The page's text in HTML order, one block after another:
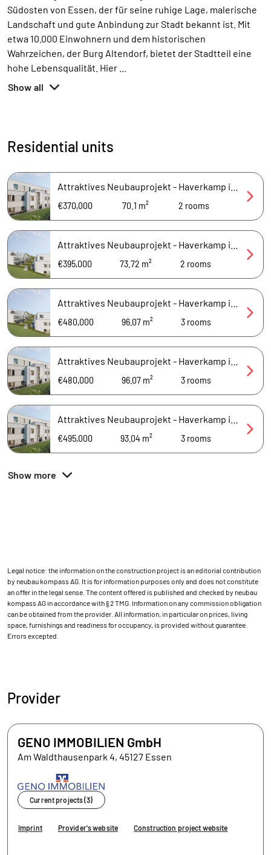
Südosten von Essen, der für seine ruhige Lage, malerische
Landschaft und gute Anbindung zur Stadt bekannt ist. Mit
etwa 10.000 Einwohnern und dem historischen
Wahrzeichen, der Burg Altendorf, bietet der Stadtteil eine
hohe Lebensqualität. Hier
Show all
Residential units
€370,000
70.1 m² 2 rooms
€395,000
73.72 m² 2 rooms
€480,000
96.07 m² 3 rooms
€480,000
96.07 m² 3 rooms
€495,000
93.04 m² 3 rooms
Show more
Legal notice: the information on the construction project is an editorial contribution
by neubau kompass AG. It is for information purposes only and does not constitute
an offer in the legal sense. The content offered is published and checked by neubau
kompass AG in accordance with § 2 TMG. Information on any commission obligation
can be obtained from the provider. All information, in particular on prices, living
space, furnishings and readiness for occupancy, is provided without guarantee.
Errors excepted.
Provider
GENO IMMOBILIEN GmbH
Am Waldthausenpark 4, 45127 Essen
Current projects (3)
Imprint Provider's website Construction project website